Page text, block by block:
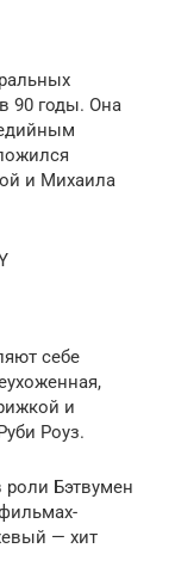
90 годы. Она
и Михаила
себе
и
Роуз.
роли Бэтвумен
— хит